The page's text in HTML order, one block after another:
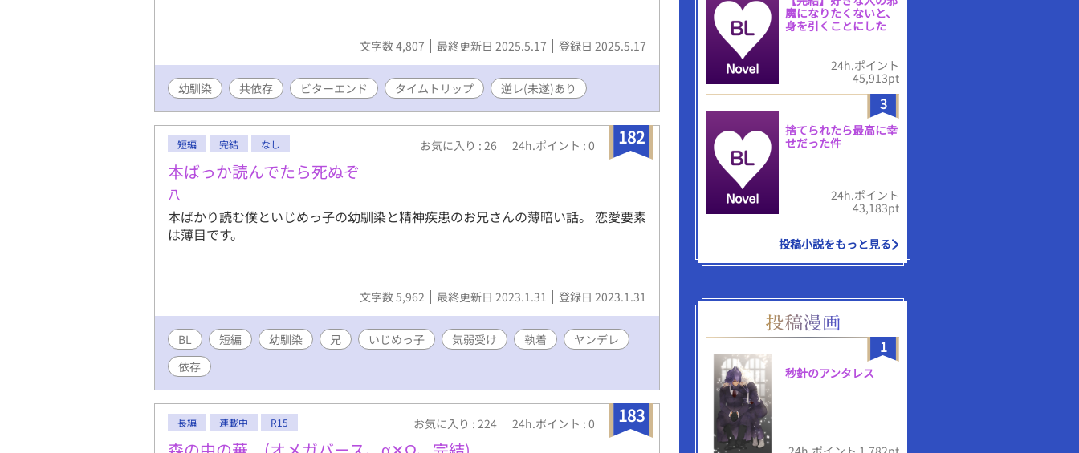
文字数 4,807 最終更新日 2025.5.17 登録日 2025.5.17
幼馴染 共依存 ビターエンド タイムトリップ 逆レ(未遂)あり
182
短編 完結 なし お気に入り : 26 24h.ポイント : 0
本ばっか読んでたら死ぬぞ
八
本ばかり読む僕といじめっ子の幼馴染と精神疾患のお兄さんの薄暗い話。 恋愛要素
は薄目です。
文字数 5,962 最終更新日 2023.1.31 登録日 2023.1.31
BL 短編 幼馴染 兄 いじめっ子 気弱受け 執着
ヤンデレ
依存
183
長編 連載中 R15 お気に入り : 224 24h.ポイント : 0
魔になりたくないと、
身を引くことにした
24h.ポイント
45,913pt
3
捨てられたら最高に幸
せだった件
24h.ポイント
43,183pt
投稿小説をもっと見る
1
秒針のアンタレス